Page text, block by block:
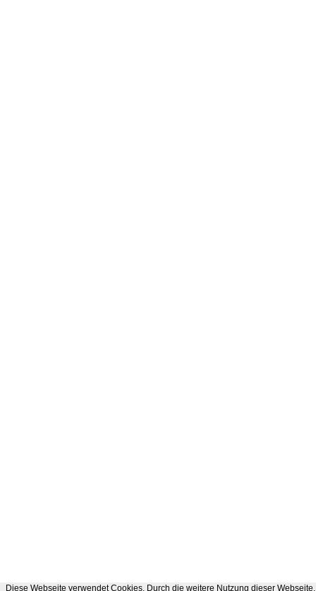
Diese Webseite verwendet Cookies. Durch die weitere Nutzung dieser